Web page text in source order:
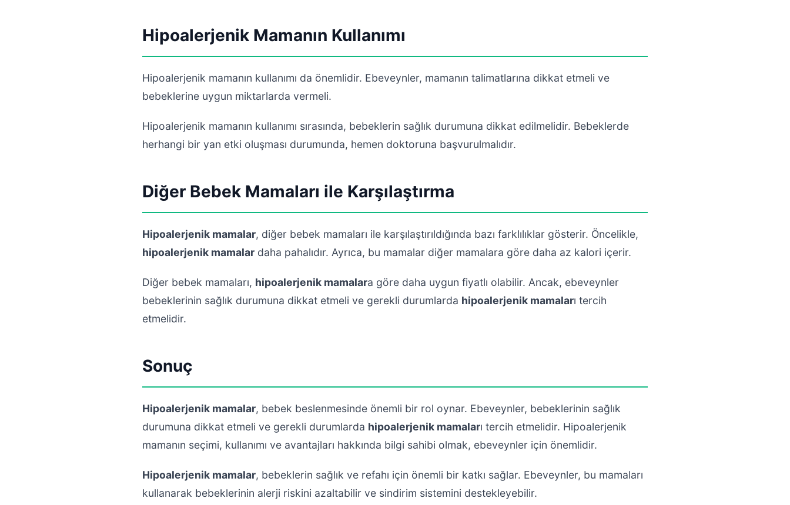
Hipoalerjenik Mamanın Kullanımı
Hipoalerjenik mamanın kullanımı da önemlidir. Ebeveynler, mamanın talimatlarına dikkat etmeli ve
bebeklerine uygun miktarlarda vermeli.
Hipoalerjenik mamanın kullanımı sırasında, bebeklerin sağlık durumuna dikkat edilmelidir. Bebeklerde
herhangi bir yan etki oluşması durumunda, hemen doktoruna başvurulmalıdır.
Diğer Bebek Mamaları ile Karşılaştırma
Hipoalerjenik mamalar, diğer bebek mamaları ile karşılaştırıldığında bazı farklılıklar gösterir. Öncelikle,
hipoalerjenik mamalar daha pahalıdır. Ayrıca, bu mamalar diğer mamalara göre daha az kalori içerir.
Diğer bebek mamaları, hipoalerjenik mamalara göre daha uygun fiyatlı olabilir. Ancak, ebeveynler
bebeklerinin sağlık durumuna dikkat etmeli ve gerekli durumlarda hipoalerjenik mamaları tercih
etmelidir.
Sonuç
Hipoalerjenik mamalar, bebek beslenmesinde önemli bir rol oynar. Ebeveynler, bebeklerinin sağlık
durumuna dikkat etmeli ve gerekli durumlarda hipoalerjenik mamaları tercih etmelidir. Hipoalerjenik
mamanın seçimi, kullanımı ve avantajları hakkında bilgi sahibi olmak, ebeveynler için önemlidir.
Hipoalerjenik mamalar, bebeklerin sağlık ve refahı için önemli bir katkı sağlar. Ebeveynler, bu mamaları
kullanarak bebeklerinin alerji riskini azaltabilir ve sindirim sistemini destekleyebilir.